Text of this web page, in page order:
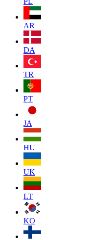
AR
DA
TR
PT
JA
HU
UK
LT
KO